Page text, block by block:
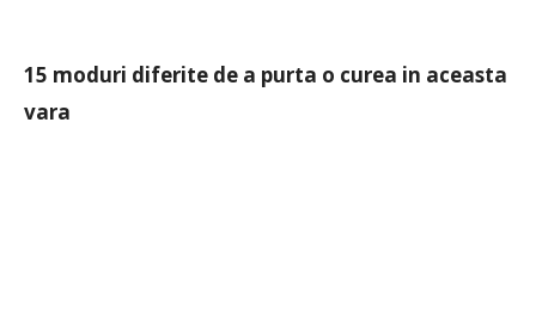
15 moduri diferite de a purta o curea in aceasta
vara